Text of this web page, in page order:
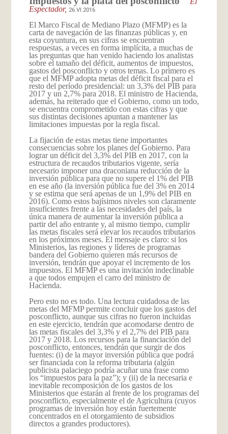
Espectador, 26.VI.2016
El Marco Fiscal de Mediano Plazo (MFMP) es la
carta de navegación de las finanzas públicas y, en
esta coyuntura, en sus cifras se encuentran
respuestas, a veces en forma implícita, a muchas de
las preguntas que han venido haciendo los analistas
sobre el tamaño del déficit, aumentos de impuestos,
gastos del posconflicto y otros temas. Lo primero es
que el MFMP adopta metas del déficit fiscal para el
resto del período presidencial: un 3,3% del PIB para
2017 y un 2,7% para 2018. El ministro de Hacienda,
además, ha reiterado que el Gobierno, como un todo,
se encuentra comprometido con estas cifras y que
sus distintas decisiones apuntan a mantener las
limitaciones impuestas por la regla fiscal.
La fijación de estas metas tiene importantes
consecuencias sobre los planes del Gobierno. Para
lograr un déficit del 3,3% del PIB en 2017, con la
estructura de recaudos tributarios vigente, sería
necesario imponer una draconiana reducción de la
inversión pública para que no supere el 1% del PIB
en ese año (la inversión pública fue del 3% en 2014
y se estima que será apenas de un 1,9% del PIB en
2016). Como estos bajísimos niveles son claramente
insuficientes frente a las necesidades del país, la
única manera de aumentar la inversión pública a
partir del año entrante y, al mismo tiempo, cumplir
las metas fiscales será elevar los recaudos tributarios
en los próximos meses. El mensaje es claro: si los
Ministerios, las regiones y líderes de programas
bandera del Gobierno quieren más recursos de
inversión, tendrán que apoyar el incremento de los
impuestos. El MFMP es una invitación indeclinable
a que todos empujen el carro del ministro de
Hacienda.
Pero esto no es todo. Una lectura cuidadosa de las
metas del MFMP permite concluir que los gastos del
posconflicto, aunque sus cifras no fueron incluidas
en este ejercicio, tendrán que acomodarse dentro de
las metas fiscales del 3,3% y el 2,7% del PIB para
2017 y 2018. Los recursos para la financiación del
posconflicto, entonces, tendrán que surgir de dos
fuentes: (i) de la mayor inversión pública que podrá
ser financiada con la reforma tributaria (algún
publicista palaciego podría acuñar una frase como
los “impuestos para la paz”); y (ii) de la necesaria e
inevitable recomposición de los gastos de los
Ministerios que estarán al frente de los programas del
posconflicto, especialmente el de Agricultura (cuyos
programas de inversión hoy están fuertemente
concentrados en el otorgamiento de subsidios
directos a grandes productores).